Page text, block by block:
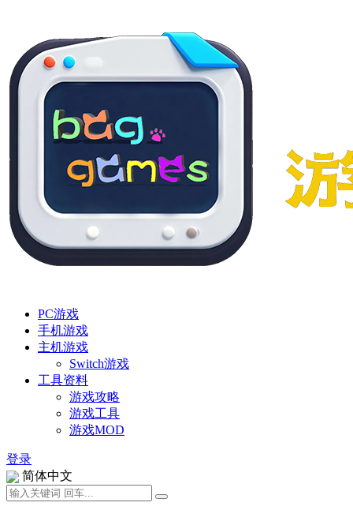
PC游戏
手机游戏
主机游戏
Switch游戏
工具资料
游戏攻略
游戏工具
游戏MOD
登录
简体中文